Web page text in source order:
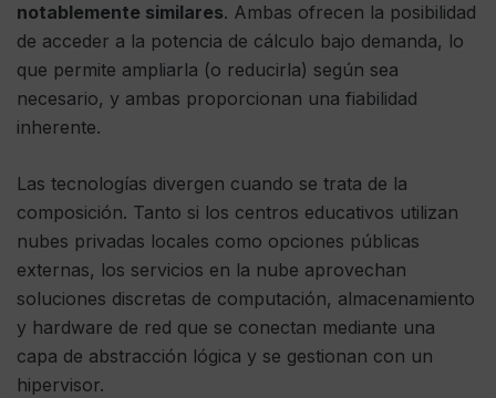
notablemente similares. Ambas ofrecen la posibilidad
de acceder a la potencia de cálculo bajo demanda, lo
que permite ampliarla (o reducirla) según sea
necesario, y ambas proporcionan una fiabilidad
inherente.
Las tecnologías divergen cuando se trata de la
composición. Tanto si los centros educativos utilizan
nubes privadas locales como opciones públicas
externas, los servicios en la nube aprovechan
soluciones discretas de computación, almacenamiento
y hardware de red que se conectan mediante una
capa de abstracción lógica y se gestionan con un
hipervisor.